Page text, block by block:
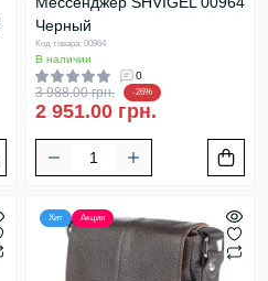
Черный
Код товара: 00964
В наличии
0
3 988.00 грн. -26%
2 951.00 грн.
Хит Акция